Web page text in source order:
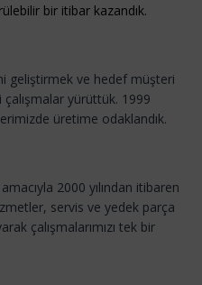
bir itibar kazandık.
geliştirmek ve hedef müşteri
çalışmalar yürüttük. 1999
üretime odaklandık.
2000 yılından itibaren
servis ve yedek parça
çalışmalarımızı tek bir